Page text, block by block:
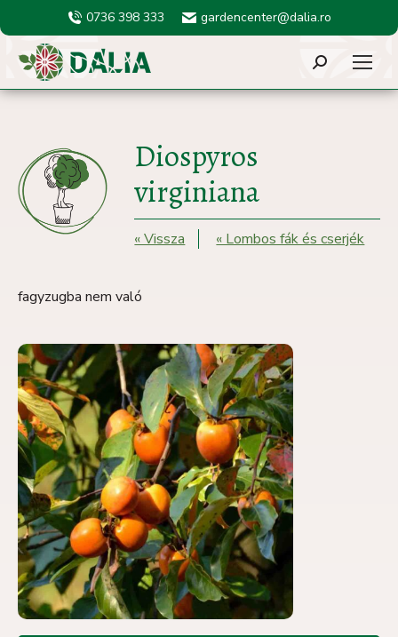
0736 398 333 gardencenter@dalia.ro
Search:
Diospyros
virginiana
« Vissza « Lombos fák és cserjék
fagyzugba nem való